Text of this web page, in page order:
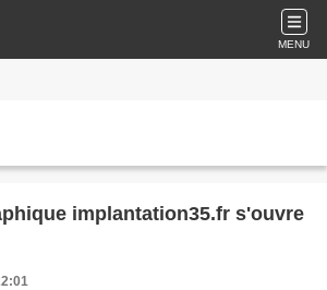
MENU
implantation35.fr s'ouvre